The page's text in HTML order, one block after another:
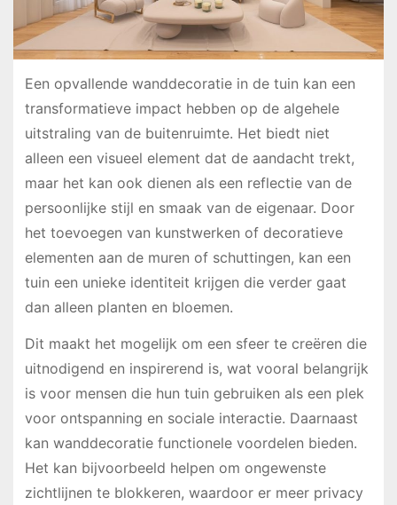
Een opvallende wanddecoratie in de tuin kan een
transformatieve impact hebben op de algehele
uitstraling van de buitenruimte. Het biedt niet
alleen een visueel element dat de aandacht trekt,
maar het kan ook dienen als een reflectie van de
persoonlijke stijl en smaak van de eigenaar. Door
het toevoegen van kunstwerken of decoratieve
elementen aan de muren of schuttingen, kan een
tuin een unieke identiteit krijgen die verder gaat
dan alleen planten en bloemen.
Dit maakt het mogelijk om een sfeer te creëren die
uitnodigend en inspirerend is, wat vooral belangrijk
is voor mensen die hun tuin gebruiken als een plek
voor ontspanning en sociale interactie. Daarnaast
kan wanddecoratie functionele voordelen bieden.
Het kan bijvoorbeeld helpen om ongewenste
zichtlijnen te blokkeren, waardoor er meer privacy